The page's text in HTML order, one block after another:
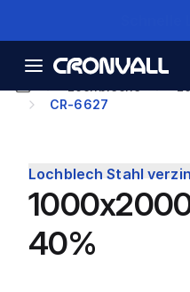
CR-6627
Lochblech Stahl
40%